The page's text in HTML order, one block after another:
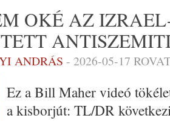
OKÉ AZ
ANDRÁS - 2026-05-17
Ez a Bill Maher videó
a kisborjút: TL/DR